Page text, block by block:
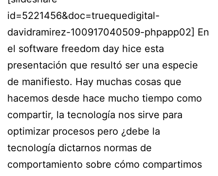
id=5221456&doc=truequedigital-
davidramirez-100917040509-phpapp02] En
el software freedom day hice esta
presentación que resultó ser una especie
de manifiesto. Hay muchas cosas que
hacemos desde hace mucho tiempo como
compartir, la tecnología nos sirve para
optimizar procesos pero ¿debe la
tecnología dictarnos normas de
comportamiento sobre cómo compartimos